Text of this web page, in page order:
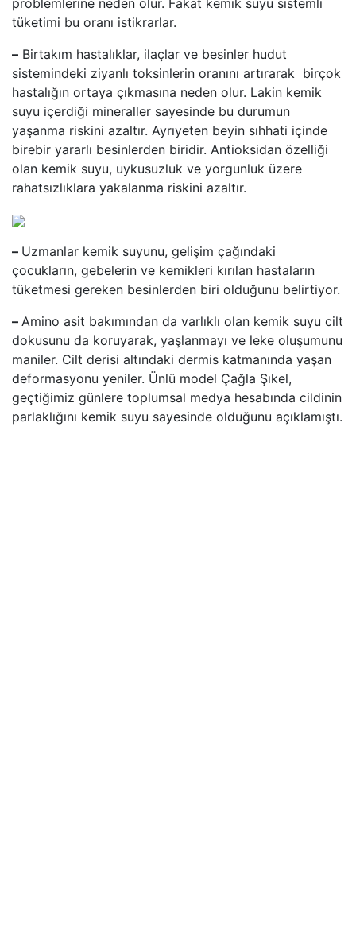
problemlerine neden olur. Fakat kemik suyu sistemli
tüketimi bu oranı istikrarlar.
– Birtakım hastalıklar, ilaçlar ve besinler hudut
sistemindeki ziyanlı toksinlerin oranını artırarak birçok
hastalığın ortaya çıkmasına neden olur. Lakin kemik
suyu içerdiği mineraller sayesinde bu durumun
yaşanma riskini azaltır. Ayrıyeten beyin sıhhati içinde
birebir yararlı besinlerden biridir. Antioksidan özelliği
olan kemik suyu, uykusuzluk ve yorgunluk üzere
rahatsızlıklara yakalanma riskini azaltır.
– Uzmanlar kemik suyunu, gelişim çağındaki
çocukların, gebelerin ve kemikleri kırılan hastaların
tüketmesi gereken besinlerden biri olduğunu belirtiyor.
– Amino asit bakımından da varlıklı olan kemik suyu cilt
dokusunu da koruyarak, yaşlanmayı ve leke oluşumunu
maniler. Cilt derisi altındaki dermis katmanında yaşan
deformasyonu yeniler. Ünlü model Çağla Şıkel,
geçtiğimiz günlere toplumsal medya hesabında cildinin
parlaklığını kemik suyu sayesinde olduğunu açıklamıştı.